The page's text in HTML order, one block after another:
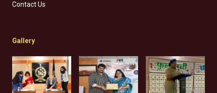
Contact Us
Gallery